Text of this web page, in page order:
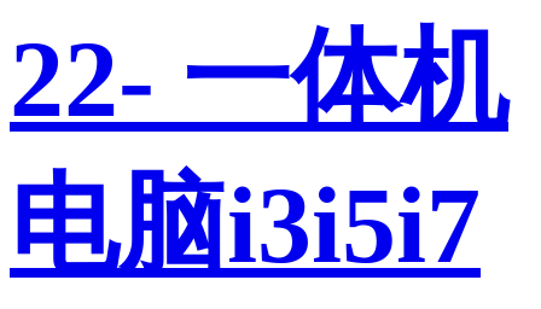
22- 一体机
电脑i3i5i7